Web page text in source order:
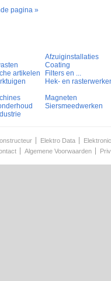
pagina »
Afzuiginstallaties
Coating
artikelen
Filters en ...
Hek- en
Magneten
Siersmeedwerken
Elektro Data
Algemene Voorwaarden